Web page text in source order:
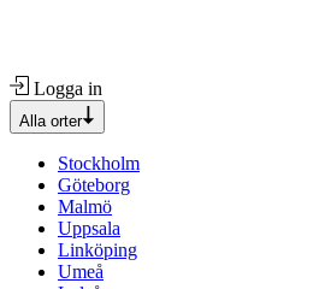
Logga in
Alla orter
Stockholm
Göteborg
Malmö
Uppsala
Linköping
Umeå